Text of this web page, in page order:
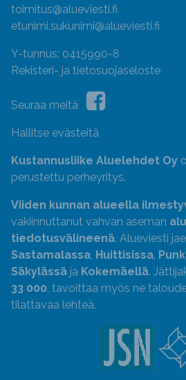
toimitus@alueviesti.fi
etunimi.sukunimi@alueviesti.fi
Y-tunnus: 0415990-8
Rekisteri- ja tietosuojaseloste
Seuraa meitä
Hallitse evästeitä
Kustannusliike Aluelehdet Oy
perustettu perheyritys.
Viiden kunnan alueella
vakiinnuttanut vahvan aseman
tiedotusvälineenä. Alueviesti
Sastamalassa, Huittisissa,
Säkylässä ja Kokemäellä.
33 000, tavoittaa myös ne
tilattavaa lehteä.